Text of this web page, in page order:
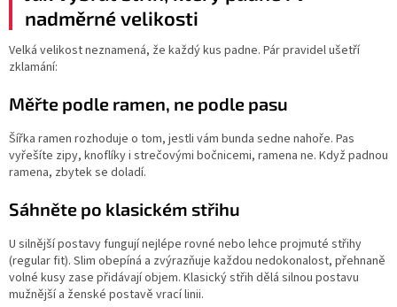
nadměrné velikosti
Velká velikost neznamená, že každý kus padne. Pár pravidel ušetří
zklamání:
Měřte podle ramen, ne podle pasu
Šířka ramen rozhoduje o tom, jestli vám bunda sedne nahoře. Pas
vyřešíte zipy, knoflíky i strečovými bočnicemi, ramena ne. Když padnou
ramena, zbytek se doladí.
Sáhněte po klasickém střihu
U silnější postavy fungují nejlépe rovné nebo lehce projmuté střihy
(regular fit). Slim obepíná a zvýrazňuje každou nedokonalost, přehnaně
volné kusy zase přidávají objem. Klasický střih dělá silnou postavu
mužnější a ženské postavě vrací linii.